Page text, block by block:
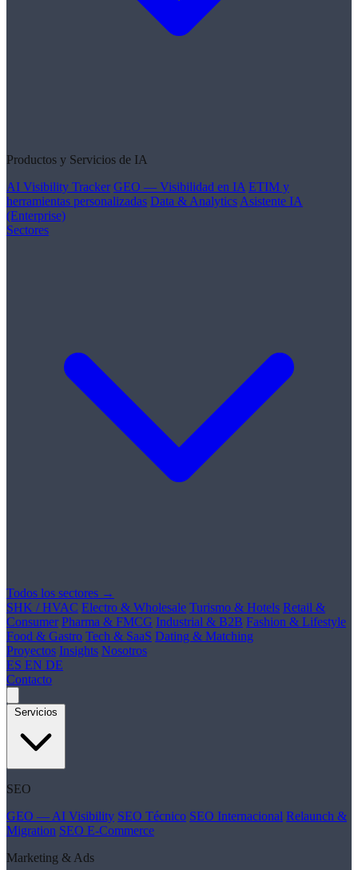
Productos y Servicios de IA
AI Visibility Tracker GEO — Visibilidad en IA ETIM y
herramientas personalizadas Data & Analytics Asistente IA
(Enterprise)
Sectores
Todos los sectores →
SHK / HVAC Electro & Wholesale Turismo & Hotels Retail &
Consumer Pharma & FMCG Industrial & B2B Fashion & Lifestyle
Food & Gastro Tech & SaaS Dating & Matching
Proyectos Insights Nosotros
ES EN DE
Contacto
Servicios
SEO
GEO — AI Visibility SEO Técnico SEO Internacional Relaunch &
Migration SEO E-Commerce
Marketing & Ads